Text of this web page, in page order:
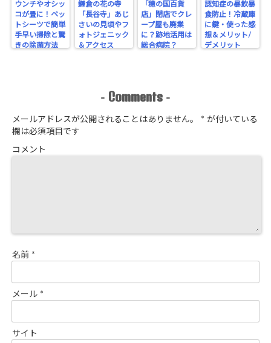
ウンチやオシッ
コが畳に！ペッ
トシーツで簡単
手早い掃除と驚
きの除菌方法
鎌倉の花の寺
「長谷寺」あじ
さいの見頃やフ
ォトジェニック
＆アクセス
「穂の国百貨
店」閉店でクレ
ープ屋も廃業
に？跡地活用は
総合病院？
認知症の暴飲暴
食防止！冷蔵庫
に鍵・使った感
想＆メリット/
デメリット
- Comments -
メールアドレスが公開されることはありません。 * が付いている
欄は必須項目です
コメント
名前 *
メール *
サイト